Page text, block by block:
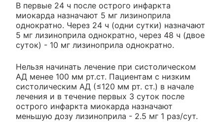
В первые 24 ч после острого инфаркта
миокарда назначают 5 мг лизиноприла
однократно. Через 24 ч (одни сутки) назначают
5 мг лизиноприла однократно, через 48 ч (двое
суток) - 10 мг лизиноприла однократно.
Нельзя начинать лечение при систолическом
АД менее 100 мм рт.ст. Пациентам с низким
систолическим АД (≤120 мм рт. ст.) в начале
лечения и в течение первых 3 суток после
острого инфаркта миокарда назначают
меньшую дозу лизиноприла - 2.5 мг 1 раз/сут.